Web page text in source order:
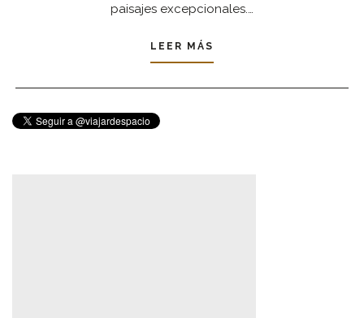
paisajes excepcionales.…
LEER MÁS